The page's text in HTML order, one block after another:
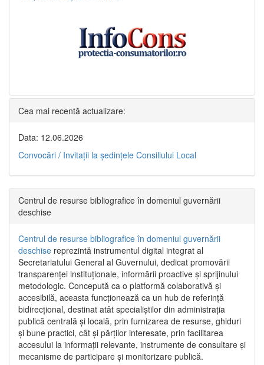
Cea mai recentă actualizare:
Data: 12.06.2026
Convocări / Invitaţii la şedinţele Consiliului Local
Centrul de resurse bibliografice în domeniul guvernării
deschise
Centrul de resurse bibliografice în domeniul guvernării
deschise reprezintă instrumentul digital integrat al
Secretariatului General al Guvernului, dedicat promovării
transparenței instituționale, informării proactive și sprijinului
metodologic. Concepută ca o platformă colaborativă și
accesibilă, aceasta funcționează ca un hub de referință
bidirecțional, destinat atât specialiștilor din administrația
publică centrală și locală, prin furnizarea de resurse, ghiduri
și bune practici, cât și părților interesate, prin facilitarea
accesului la informații relevante, instrumente de consultare și
mecanisme de participare și monitorizare publică.